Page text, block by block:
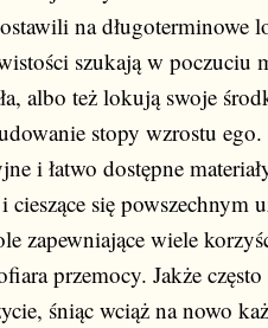
na długoterminowe
szukają w poczuciu
albo też lokują swoje
stopy wzrostu
i łatwo dostępne
się powszechnym
zapewniające wiele
przemocy. Jakże
śniąc wciąż na nowo